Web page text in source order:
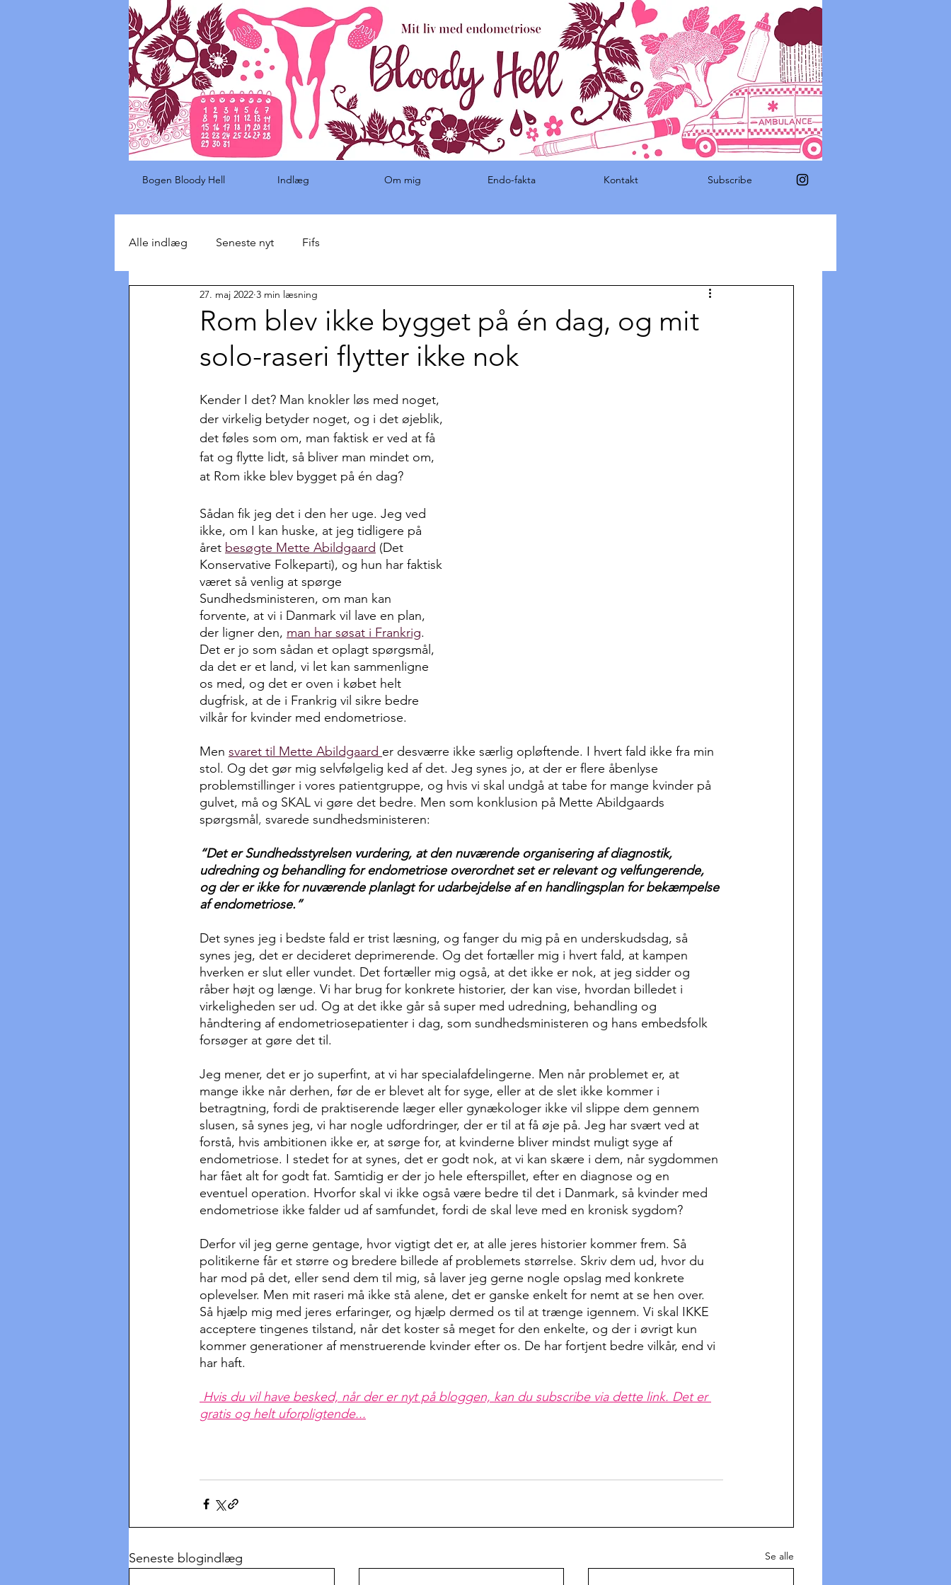
Bogen Bloody Hell Indlæg Om mig Endo-fakta Kontakt Subscribe
Alle indlæg Seneste nyt Fifs
Rom blev ikke bygget på én dag, og mit
solo-raseri flytter ikke nok
27. maj 2022 3 min læsning
Kender I det? Man knokler løs med noget,
der virkelig betyder noget, og i det øjeblik,
det føles som om, man faktisk er ved at få
fat og flytte lidt, så bliver man mindet om,
at Rom ikke blev bygget på én dag?
Sådan fik jeg det i den her uge. Jeg ved
ikke, om I kan huske, at jeg tidligere på
året besøgte Mette Abildgaard (Det
Konservative Folkeparti), og hun har faktisk
været så venlig at spørge
Sundhedsministeren, om man kan
forvente, at vi i Danmark vil lave en plan,
der ligner den, man har søsat i Frankrig.
Det er jo som sådan et oplagt spørgsmål,
da det er et land, vi let kan sammenligne
os med, og det er oven i købet helt
dugfrisk, at de i Frankrig vil sikre bedre
vilkår for kvinder med endometriose.
Men svaret til Mette Abildgaard er desværre ikke særlig opløftende. I hvert fald ikke fra min
stol. Og det gør mig selvfølgelig ked af det. Jeg synes jo, at der er flere åbenlyse
problemstillinger i vores patientgruppe, og hvis vi skal undgå at tabe for mange kvinder på
gulvet, må og SKAL vi gøre det bedre. Men som konklusion på Mette Abildgaards
spørgsmål , svarede sundhedsministeren:
“Det er Sundhedsstyrelsen vurdering, at den nuværende organisering af diagnostik,
udredning og behandling for endometriose overordnet set er relevant og velfungerende,
og der er ikke for nuværende planlagt for udarbejdelse af en handlingsplan for bekæmpelse
af endometriose.”
Det synes jeg i bedste fald er trist læsning, og fanger du mig på en underskudsdag, så
synes jeg, det er decideret deprimerende. Og det fortæller mig i hvert fald, at kampen
hverken er slut eller vundet. Det fortæller mig også, at det ikke er nok, at jeg sidder og
råber højt og længe. Vi har brug for konkrete historier, der kan vise, hvordan billedet i
virkeligheden ser ud. Og at det ikke går så super med udredning, behandling og
håndtering af endometriosepatienter i dag, som sundhedsministeren og hans embedsfolk
forsøger at gøre det til.
Jeg mener, det er jo superfint, at vi har specialafdelingerne. Men når problemet er, at
mange ikke når derhen, før de er blevet alt for syge, eller at de slet ikke kommer i
betragtning, fordi de praktiserende læger eller gynækologer ikke vil slippe dem gennem
slusen, så synes jeg, vi har nogle udfordringer, der er til at få øje på. Jeg har svært ved at
forstå, hvis ambitionen ikke er, at sørge for, at kvinderne bliver mindst muligt syge af
endometriose. I stedet for at synes, det er godt nok, at vi kan skære i dem, når sygdommen
har fået alt for godt fat. Samtidig er der jo hele efterspillet, efter en diagnose og en
eventuel operation. Hvorfor skal vi ikke også være bedre til det i Danmark, så kvinder med
endometriose ikke falder ud af samfundet, fordi de skal leve med en kronisk sygdom?
Derfor vil jeg gerne gentage, hvor vigtigt det er, at alle jeres historier kommer frem. Så
politikerne får et større og bredere billede af problemets størrelse. Skriv dem ud, hvor du
har mod på det, eller send dem til mig, så laver jeg gerne nogle opslag med konkrete
oplevelser. Men mit raseri må ikke stå alene, det er ganske enkelt for nemt at se hen over.
Så hjælp mig med jeres erfaringer, og hjælp dermed os til at trænge igennem. Vi skal IKKE
acceptere tingenes tilstand, når det koster så meget for den enkelte, og der i øvrigt kun
kommer generationer af menstruerende kvinder efter os. De har fortjent bedre vilkår, end vi
har haft.
Hvis du vil have besked, når der er nyt på bloggen, kan du subscribe via dette link. Det er
gratis og helt uforpligtende...
Seneste blogindlæg Se alle